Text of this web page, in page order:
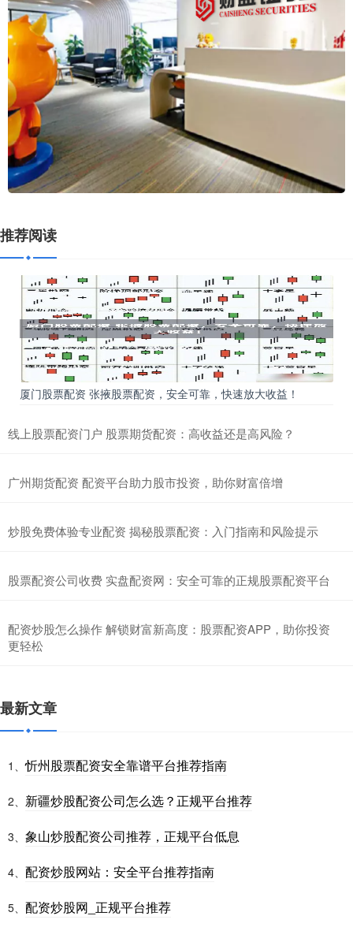
推荐阅读
厦门股票配资 张掖股票配资，安全可靠，快速放大收益！
线上股票配资门户 股票期货配资：高收益还是高风险？
广州期货配资 配资平台助力股市投资，助你财富倍增
炒股免费体验专业配资 揭秘股票配资：入门指南和风险提示
股票配资公司收费 实盘配资网：安全可靠的正规股票配资平台
配资炒股怎么操作 解锁财富新高度：股票配资APP，助你投资
更轻松
最新文章
1、忻州股票配资安全靠谱平台推荐指南
2、 新疆炒股配资公司怎么选？正规平台推荐
3、 象山炒股配资公司推荐，正规平台低息
4、 配资炒股网站：安全平台推荐指南
5、 配资炒股网_正规平台推荐